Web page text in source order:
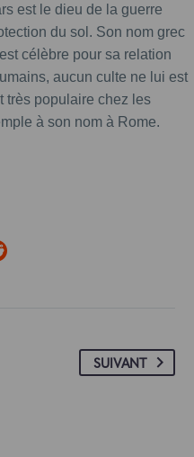
est le dieu de la guerre
du sol. Son nom grec
célèbre pour sa relation
aucun culte ne lui est
très populaire chez les
à son nom à Rome.
SUIVANT